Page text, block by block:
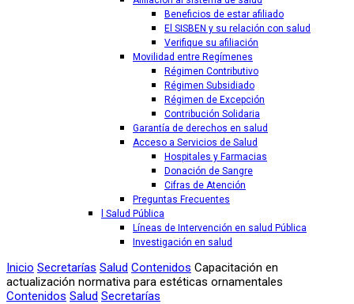
Beneficios de estar afiliado
El SISBEN y su relación con salud
Verifique su afiliación
Movilidad entre Regímenes
Régimen Contributivo
Régimen Subsidiado
Régimen de Excepción
Contribución Solidaria
Garantía de derechos en salud
Acceso a Servicios de Salud
Hospitales y Farmacias
Donación de Sangre
Cifras de Atención
Preguntas Frecuentes
l Salud Pública
Líneas de Intervención en salud Pública
Investigación en salud
Inicio Secretarías Salud Contenidos Capacitación en
actualización normativa para estéticas ornamentales
Contenidos Salud Secretarías